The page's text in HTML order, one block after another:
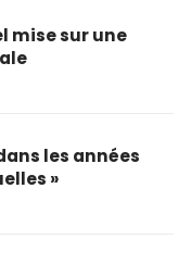
mise sur une
les années
»